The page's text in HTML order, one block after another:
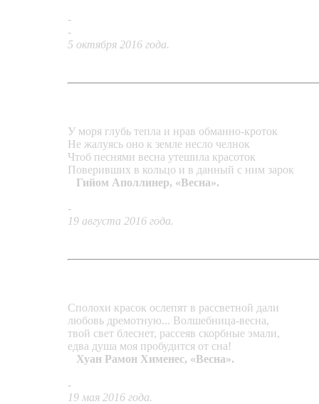
-
-
5 октября 2016 года.
У моря глубь тепла и нрав обманно-кроток
Не жалуясь оно к земле несло челнок
Чтоб песнями весна утешила красоток
Поверивших в кольцо и в данный с ним зарок
Гийом Аполлинер, «Весна».
-
19 августа 2016 года.
Сполохи красок ослепят в рассветной дали
любовь дремотную... Волшебница-весна,
твой свет блеснет, рассеяв скорбные эмали,
едва душа моя пробудится от сна!
Хуан Рамон Хименес, «Весна».
-
19 мая 2016 года.